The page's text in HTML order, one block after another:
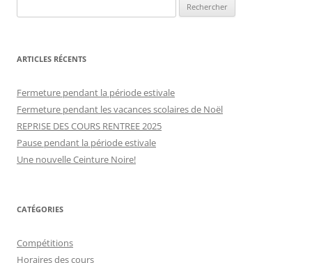
e
h
r
c
h
e
r
ARTICLES RÉCENTS
Fermeture pendant la période estivale
Fermeture pendant les vacances scolaires de Noël
REPRISE DES COURS RENTREE 2025
Pause pendant la période estivale
Une nouvelle Ceinture Noire!
CATÉGORIES
Compétitions
Horaires des cours